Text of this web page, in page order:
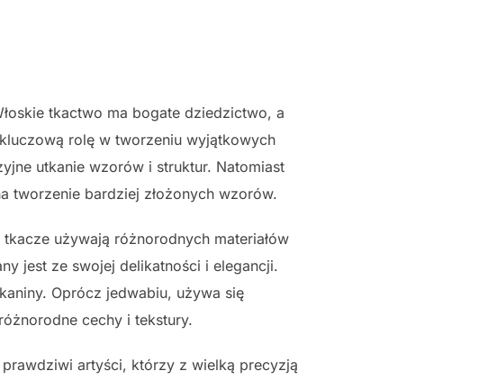
tkactwo ma bogate dziedzictwo, a
rolę w tworzeniu wyjątkowych
utkanie wzorów i struktur. Natomiast
tworzenie bardziej złożonych wzorów.
tkacze używają różnorodnych materiałów
jest ze swojej delikatności i elegancji.
Oprócz jedwabiu, używa się
cechy i tekstury.
prawdziwi artyści, którzy z wielką precyzją